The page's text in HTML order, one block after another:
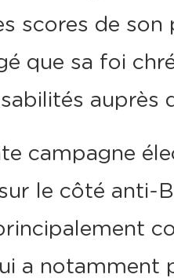
scores de
que sa foi
auprès
campagne
le côté anti-
a notamment